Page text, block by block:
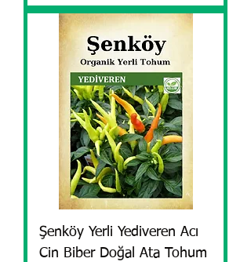
Şenköy Yerli Yediveren Acı
Cin Biber Doğal Ata Tohum